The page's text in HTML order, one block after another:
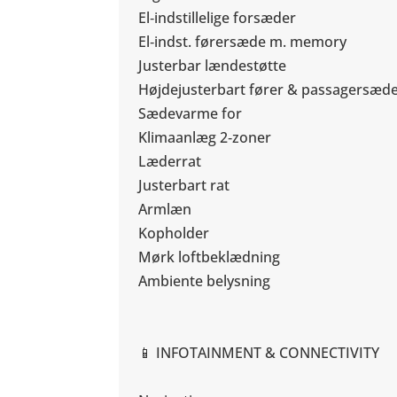
El‑indstillelige forsæder
El‑indst. førersæde m. memory
Justerbar lændestøtte
Højdejusterbart fører &
Sædevarme for
Klimaanlæg 2‑zoner
Læderrat
Justerbart rat
Armlæn
Kopholder
Mørk loftbeklædning
Ambiente belysning
📱 INFOTAINMENT & CONNECTIVITY